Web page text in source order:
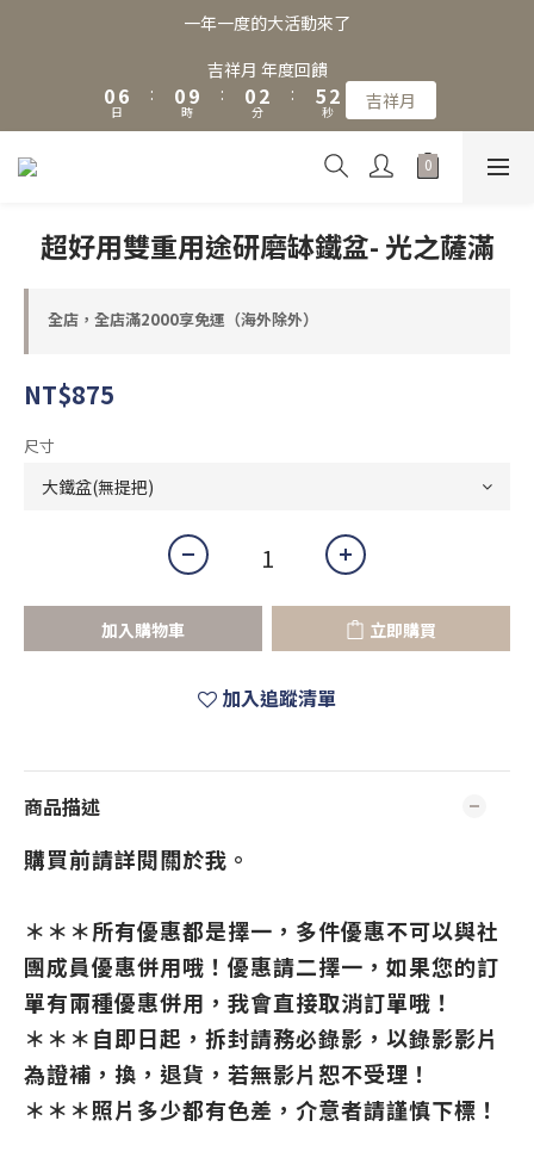
一年一度的大活動來了
吉祥月 年度回饋
06
5
1
0
日
:
09
8
3
1
0
時
:
3
1
0
5
3
2
1
分
:
8
6
5
4
2
0
5
2
1
0
秒 吉祥月
超好用雙重用途研磨缽鐵盆- 光之薩滿
全店，全店滿2000享免運（海外除外）
NT$875
尺寸
加入購物車 立即購買
加入追蹤清單
商品描述
購買前請詳閱關於我。
＊＊＊所有優惠都是擇一，多件優惠不可以與社
團成員優惠併用哦！優惠請二擇一，如果您的訂
單有兩種優惠併用，我會直接取消訂單哦！
＊＊＊自即日起，拆封請務必錄影，以錄影影片
為證補，換，退貨，若無影片恕不受理！
＊＊＊照片多少都有色差，介意者請謹慎下標！